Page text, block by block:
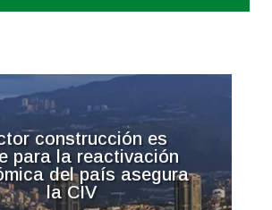
construcción es
para la reactivación
del país asegura
la CIV